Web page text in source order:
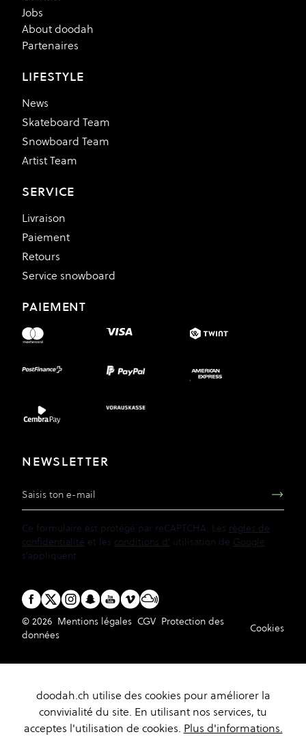
Jobs
About doodah
Partenaires
LIFESTYLE
News
Skateboard Team
Snowboard Team
Artist Team
SERVICE
Livraison
Paiement
Retours
Service snowboard
PAIEMENT
NEWSLETTER
Adresse e-mail
Ce formulaire est protégé par reCAPTCHA. Les règles de
confidentialité et les conditions d' utilisation de Google
s'appliquent.
© 2026 Mentions légales CGV Protection des
données
Cookies
doodah.ch utilise des cookies pour améliorer la
convivialité du site. En utilisant nos services, tu
acceptes l'utilisation de cookies. Plus d'informations.